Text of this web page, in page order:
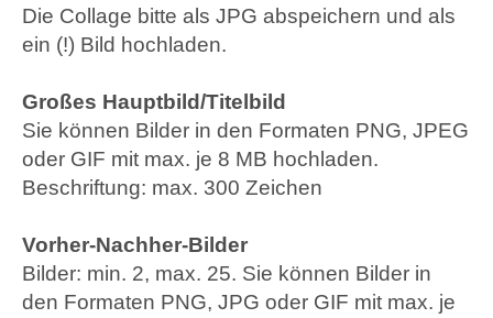
Die Collage bitte als JPG abspeichern und als
ein (!) Bild hochladen.
Großes Hauptbild/Titelbild
Sie können Bilder in den Formaten PNG, JPEG
oder GIF mit max. je 8 MB hochladen.
Beschriftung: max. 300 Zeichen
Vorher-Nachher-Bilder
Bilder: min. 2, max. 25. Sie können Bilder in
den Formaten PNG, JPG oder GIF mit max. je